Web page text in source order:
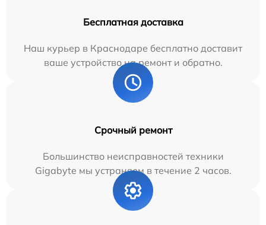
Бесплатная доставка
Наш курьер в Краснодаре бесплатно доставит
ваше устройство на ремонт и обратно.
Срочный ремонт
Большинство неисправностей техники
Gigabyte мы устраняем в течение 2 часов.